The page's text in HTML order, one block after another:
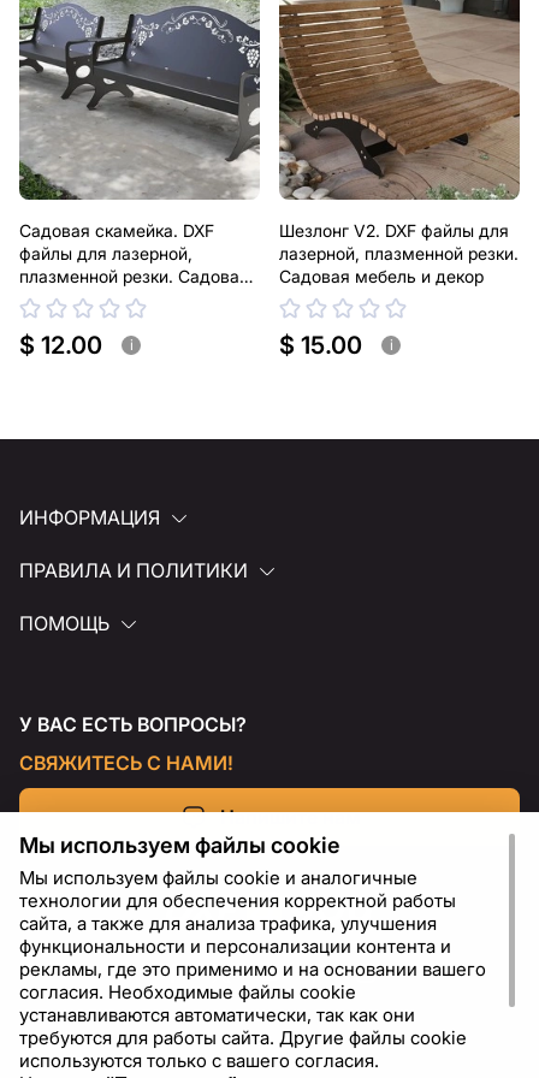
Садовая скамейка. DXF
файлы для лазерной,
плазменной резки. Садовая
мебель и декор
$ 12.00 i
Шезлонг V2. DXF файлы для
лазерной, плазменной резки.
Садовая мебель и декор
$ 15.00 i
ИНФОРМАЦИЯ
ПРАВИЛА И ПОЛИТИКИ
ПОМОЩЬ
У ВАС ЕСТЬ ВОПРОСЫ?
СВЯЖИТЕСЬ С НАМИ!
Напишите нам
Мы используем файлы cookie
Мы используем файлы cookie и аналогичные
технологии для обеспечения корректной работы
сайта, а также для анализа трафика, улучшения
функциональности и персонализации контента и
рекламы, где это применимо и на основании вашего
согласия. Необходимые файлы cookie
устанавливаются автоматически, так как они
требуются для работы сайта. Другие файлы cookie
используются только с вашего согласия.